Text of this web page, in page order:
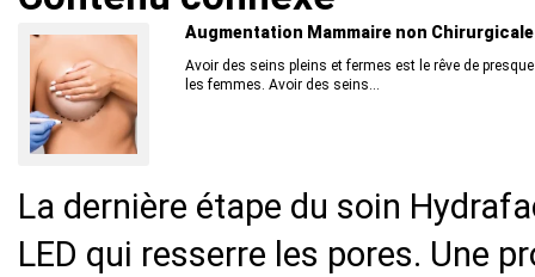
Augmentation Mammaire non Chirurgicale
Avoir des seins pleins et fermes est le rêve de
les femmes. Avoir des seins...
La dernière étape du soin
LED qui resserre les pores. Une